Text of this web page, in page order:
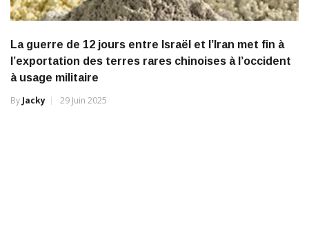
La guerre de 12 jours entre Israël et l’Iran met fin à
l’exportation des terres rares chinoises à l’occident
à usage militaire
By Jacky 29 Juin 2025